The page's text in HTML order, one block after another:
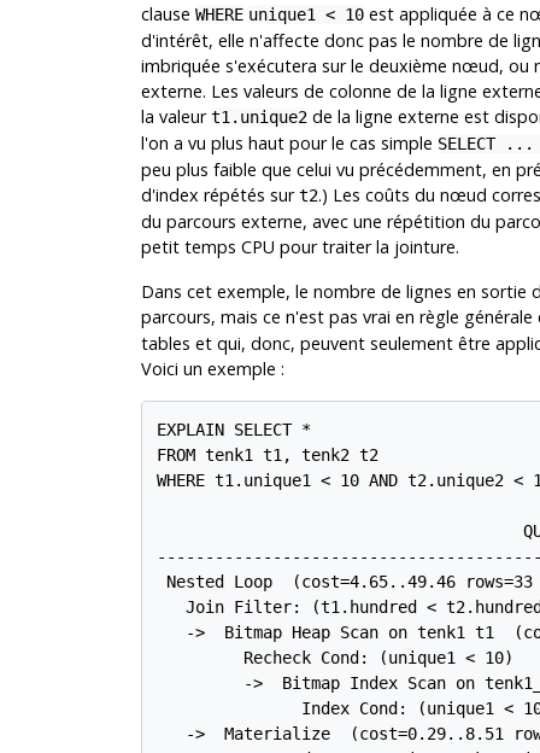
clause WHERE unique1 < 10est appliquée à ce
d'intérêt, elle n'affecte donc pas le nombre de
imbriquée s'exécutera sur le deuxième nœud,
externe. Les valeurs de colonne de la ligne
la valeurt1.unique2de la ligne externe est
l'on a vu plus haut pour le cas simple SELECT
peu plus faible que celui vu précédemment, en
d'index répétés surt2.) Les coûts du nœud
du parcours externe, avec une répétition du
petit temps CPU pour traiter la jointure.
Dans cet exemple, le nombre de lignes en
parcours, mais ce n'est pas vrai en règle
tables et qui, donc, peuvent seulement être
Voici un exemple :
EXPLAIN SELECT *
FROM tenk1 t1, tenk2 t2
WHERE t1.unique1 < 10 AND t2.unique2
Nested Loop  (cost=4.65..49.46 rows=33
Join Filter: (t1.hundred <
->  Bitmap Heap Scan on tenk1 t1
         Recheck Cond: (unique1 < 10)
->  Bitmap Index Scan on
Index Cond: (unique1 <
->  Materialize  (cost=0.29..8.51